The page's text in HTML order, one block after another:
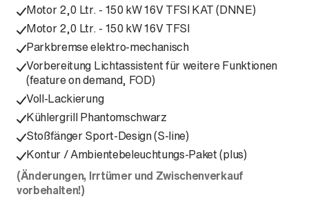
Motor 2,0 Ltr. - 150 kW 16V TFSI KAT (DNNE)
Motor 2,0 Ltr. - 150 kW 16V TFSI
Parkbremse elektro-mechanisch
Vorbereitung Lichtassistent für weitere Funktionen
(feature on demand, FOD)
Voll-Lackierung
Kühlergrill Phantomschwarz
Stoßfänger Sport-Design (S-line)
Kontur / Ambientebeleuchtungs-Paket (plus)
(Änderungen, Irrtümer und Zwischenverkauf
vorbehalten!)